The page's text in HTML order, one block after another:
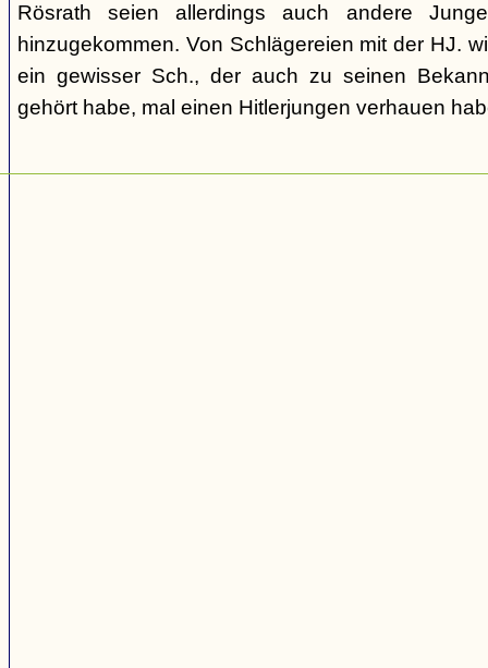
Rösrath seien allerdings auch andere
hinzugekommen. Von Schlägereien mit der HJ.
ein gewisser Sch., der auch zu seinen
gehört habe, mal einen Hitlerjungen verhauen